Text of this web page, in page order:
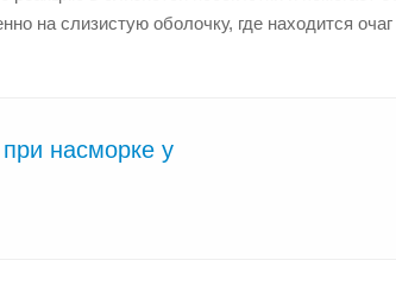
на слизистую оболочку, где находится
насморке у